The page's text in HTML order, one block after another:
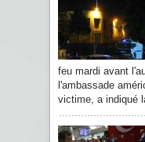
feu mardi avant
l'ambassade
victime, a indiqué